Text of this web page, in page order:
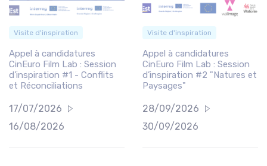
Visite d'inspiration
Appel à candidatures
CinEuro Film Lab : Session
d’inspiration #1 - Conflits
et Réconciliations
17/07/2026
16/08/2026
Visite d'inspiration
Appel à candidatures
CinEuro Film Lab : Session
d’inspiration #2 "Natures et
Paysages"
28/09/2026
30/09/2026